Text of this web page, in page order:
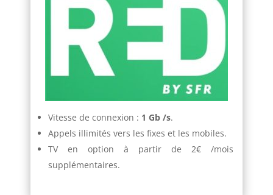
Vitesse de connexion : 1 Gb /s.
Appels illimités vers les fixes et les mobiles.
TV en option à partir de 2€ /mois
supplémentaires.